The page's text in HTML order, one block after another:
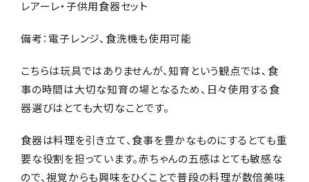
レアーレ・子供用食器セット
備考：電子レンジ、食洗機も使用可能
こちらは玩具ではありませんが、知育という観点では、食
事の時間は大切な知育の場となるため、日々使用する食
器選びはとても大切なことです。
食器は料理を引き立て、食事を豊かなものにするとても重
要な役割を担っています。赤ちゃんの五感はとても敏感な
ので、視覚からも興味をひくことで普段の料理が数倍美味